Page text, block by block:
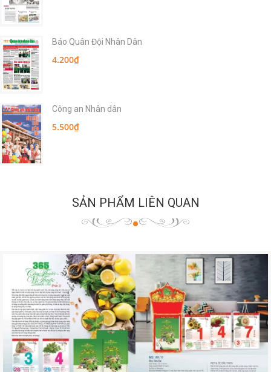
Báo Quân Đội Nhân Dân
4.200₫
Công an Nhân dân
5.500₫
SẢN PHẨM LIÊN QUAN